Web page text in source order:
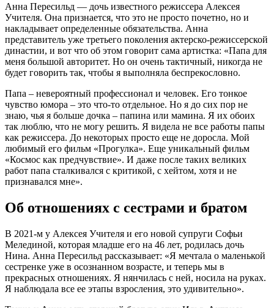
Анна Пересильд — дочь известного режиссера Алексея
Учителя. Она признается, что это не просто почетно, но и
накладывает определенные обязательства. Анна
представитель уже третьего поколения актерско-режиссерской
династии, и вот что об этом говорит сама артистка: «Папа для
меня большой авторитет. Но он очень тактичный, никогда не
будет говорить так, чтобы я выполняла беспрекословно.
Папа – невероятный профессионал и человек. Его тонкое
чувство юмора – это что-то отдельное. Но я до сих пор не
знаю, чья я больше дочка – папина или мамина. Я их обоих
так люблю, что не могу решить. Я видела не все работы папы
как режиссера. До некоторых просто еще не доросла. Мой
любимый его фильм «Прогулка». Еще уникальный фильм
«Космос как предчувствие». И даже после таких великих
работ папа сталкивался с критикой, с хейтом, хотя и не
признавался мне».
Об отношениях с сестрами и братом
В 2021-м у Алексея Учителя и его новой супруги Софьи
Мелединой, которая младше его на 46 лет, родилась дочь
Нина. Анна Пересильд рассказывает: «Я мечтала о маленькой
сестренке уже в осознанном возрасте, и теперь мы в
прекрасных отношениях. Я нянчилась с ней, носила на руках.
Я наблюдала все ее этапы взросления, это удивительно».